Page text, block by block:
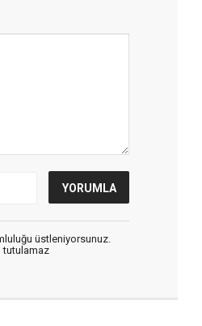
üstleniyorsunuz.
tutulamaz